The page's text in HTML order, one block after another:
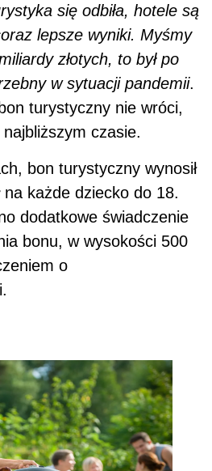
się odbiła, hotele są
lepsze wyniki. Myśmy
złotych, to był po
w sytuacji pandemii.
turystyczny nie wróci,
czasie.
bon turystyczny wynosił
na każde dziecko do 18.
dodatkowe świadczenie
bonu, w wysokości 500
o